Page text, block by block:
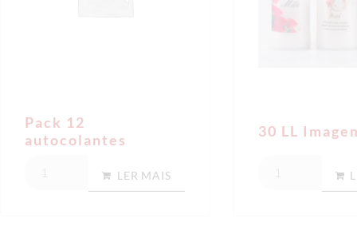
Pack 12
autocolantes
LER MAIS
30 LL